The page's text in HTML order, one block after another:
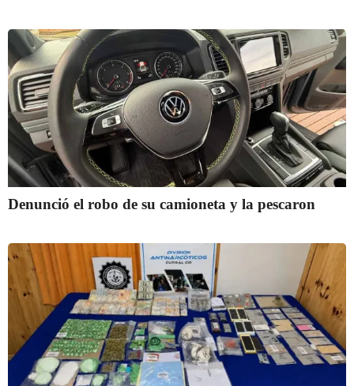
Denunció el robo de su camioneta y la pescaron